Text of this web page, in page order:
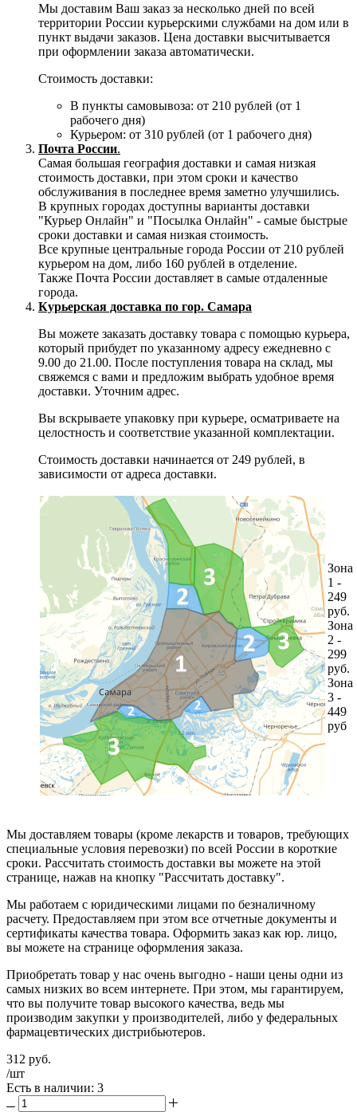
Мы доставим Ваш заказ за несколько дней по всей
территории России курьерскими службами на дом или в
пункт выдачи заказов. Цена доставки высчитывается
при оформлении заказа автоматически.
Стоимость доставки:
В пункты самовывоза: от 210 рублей (от 1
рабочего дня)
Курьером: от 310 рублей (от 1 рабочего дня)
Почта России.
Самая большая география доставки и самая низкая
стоимость доставки, при этом сроки и качество
обслуживания в последнее время заметно улучшились.
В крупных городах доступны варианты доставки
"Курьер Онлайн" и "Посылка Онлайн" - самые быстрые
сроки доставки и самая низкая стоимость.
Все крупные центральные города России от 210 рублей
курьером на дом, либо 160 рублей в отделение.
Также Почта России доставляет в самые отдаленные
города.
Курьерская доставка по гор. Самара
Вы можете заказать доставку товара с помощью курьера,
который прибудет по указанному адресу ежедневно с
9.00 до 21.00. После поступления товара на склад, мы
свяжемся с вами и предложим выбрать удобное время
доставки. Уточним адрес.
Вы вскрываете упаковку при курьере, осматриваете на
целостность и соответствие указанной комплектации.
Стоимость доставки начинается от 249 рублей, в
зависимости от адреса доставки.
Зона
1 -
249
руб.
Зона
2 -
299
руб.
Зона
3 -
449
руб
Мы доставляем товары (кроме лекарств и товаров, требующих
специальные условия перевозки) по всей России в короткие
сроки. Рассчитать стоимость доставки вы можете на этой
странице, нажав на кнопку "Рассчитать доставку".
Мы работаем с юридическими лицами по безналичному
расчету. Предоставляем при этом все отчетные документы и
сертификаты качества товара. Оформить заказ как юр. лицо,
вы можете на странице оформления заказа.
Приобретать товар у нас очень выгодно - наши цены одни из
самых низких во всем интернете. При этом, мы гарантируем,
что вы получите товар высокого качества, ведь мы
производим закупки у производителей, либо у федеральных
фармацевтических дистрибьютеров.
312 руб.
/шт
Есть в наличии: 3